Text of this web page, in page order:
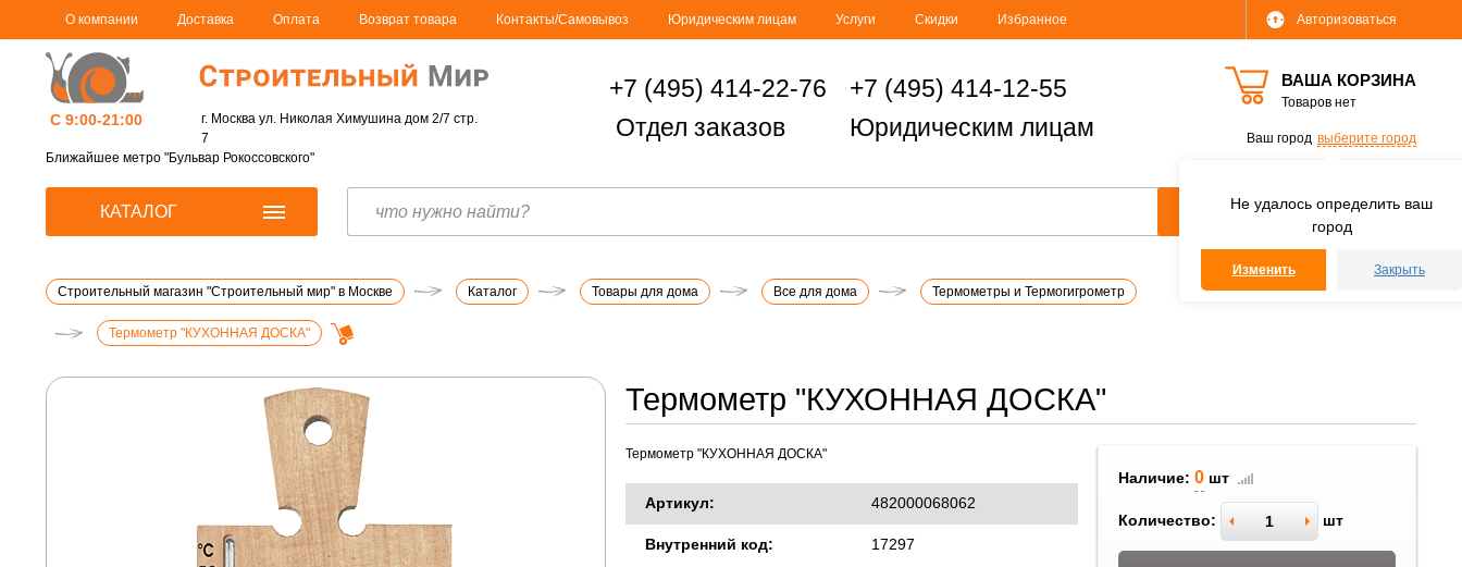
Не удалось определить ваш
город
Изменить Закрыть
Авторизоваться
О компании Доставка Оплата Возврат товара Контакты/Самовывоз Юридическим лицам Услуги Скидки Избранное
ВАША КОРЗИНА
Товаров нет
Ваш город выберите город
С 9:00-21:00
г. Москва ул. Николая Химушина дом 2/7 стр.
7
Ближайшее метро "Бульвар Рокоссовского"
+7 (495) 414-22-76
Отдел заказов
+7 (495) 414-12-55
Юридическим лицам
КАТАЛОГ
Строительный магазин "Строительный мир" в Москве Каталог Товары для дома Все для дома Термометры и Термогигрометр
Термометр "КУХОННАЯ ДОСКА"
Термометр "КУХОННАЯ ДОСКА"
Термометр "КУХОННАЯ ДОСКА"
Артикул: 482000068062
Внутренний код: 17297
Наличие: 0 шт
Количество: шт